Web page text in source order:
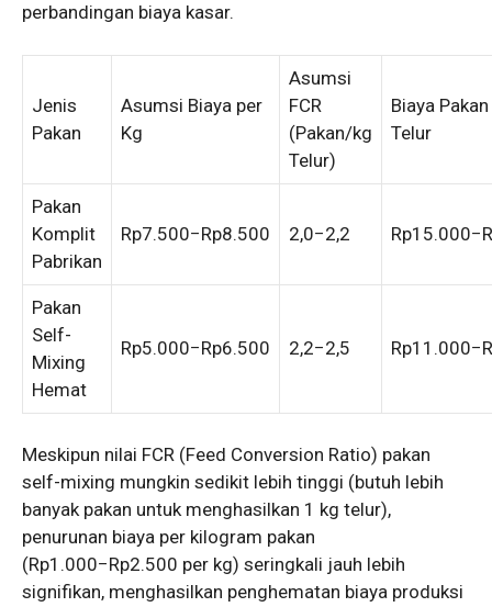
perbandingan biaya kasar.
Jenis
Pakan
Asumsi Biaya per
Kg
Asumsi
FCR
(Pakan/kg
Telur)
Biaya
Telur
Pakan
Komplit
Pabrikan
Rp7.500−Rp8.500 2,0−2,2 Rp15.000−
Pakan
Self-
Mixing
Hemat
Rp5.000−Rp6.500 2,2−2,5 Rp11.000−
Meskipun nilai FCR (Feed Conversion Ratio) pakan
self-mixing mungkin sedikit lebih tinggi (butuh lebih
banyak pakan untuk menghasilkan 1 kg telur),
penurunan biaya per kilogram pakan
(Rp1.000−Rp2.500 per kg) seringkali jauh lebih
signifikan, menghasilkan penghematan biaya produksi